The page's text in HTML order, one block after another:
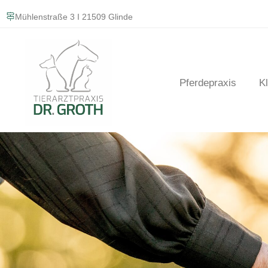
Mühlenstraße 3 I 21509 Glinde
Pferdepraxis